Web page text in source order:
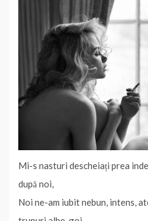
s
t
p
p
k
a
z
Mi-s nasturi descheiați prea
după noi,
Noi ne-am iubit nebun, intens,